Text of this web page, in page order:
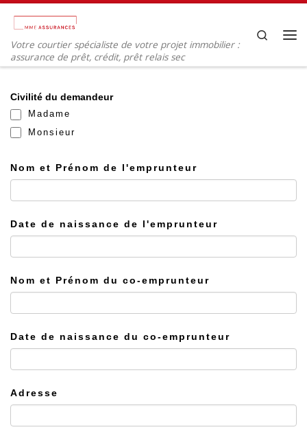
Passer au contenu
Votre courtier spécialiste de votre projet immobilier :
assurance de prêt, crédit, prêt relais sec
Search
Crédit
Civilité du demandeur
Madame
Monsieur
Nom et Prénom de l'emprunteur
Date de naissance de l'emprunteur
Nom et Prénom du co-emprunteur
Date de naissance du co-emprunteur
Adresse